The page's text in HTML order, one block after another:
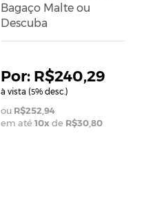
Bagaço Malte ou
Descuba
R$240,29
à vista (5% desc.)
R$252,94
em até 10x de R$30,80